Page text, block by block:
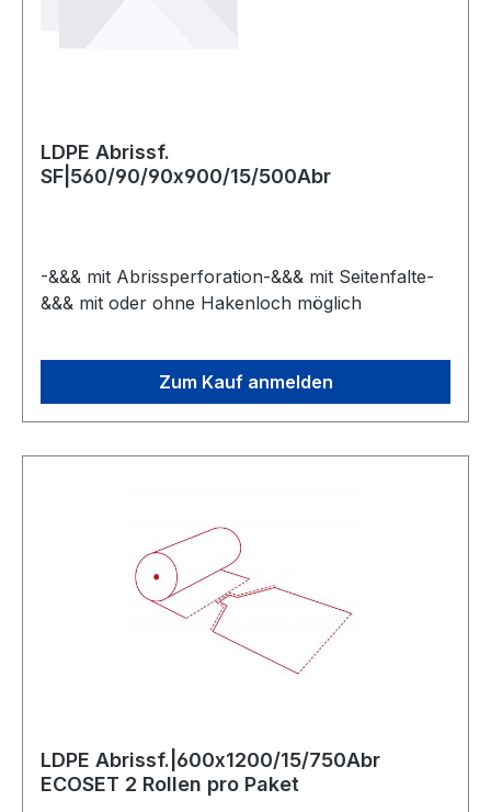
LDPE Abrissf.
SF|560/90/90x900/15/500Abr
-&&& mit Abrissperforation-&&& mit Seitenfalte-
&&& mit oder ohne Hakenloch möglich
Zum Kauf anmelden
LDPE Abrissf.|600x1200/15/750Abr
ECOSET 2 Rollen pro Paket